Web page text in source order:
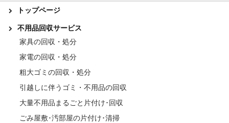
トップページ
不用品回収サービス
家具の回収・処分
家電の回収・処分
粗大ゴミの回収・処分
引越しに伴うゴミ・不用品の回収
大量不用品まるごと片付け･回収
ごみ屋敷･汚部屋の片付け･清掃